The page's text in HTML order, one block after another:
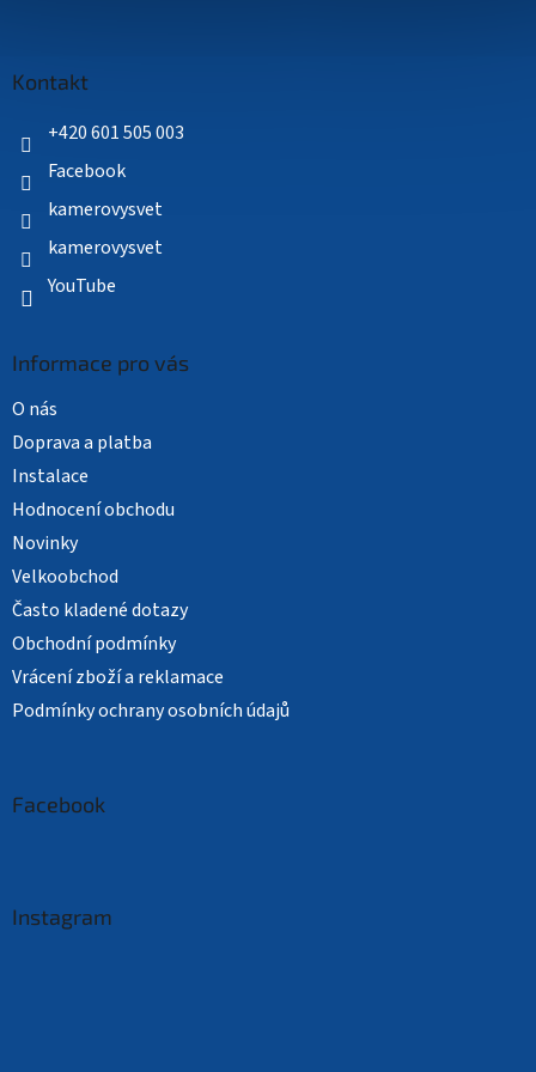
Kontakt
+420 601 505 003
Facebook
kamerovysvet
kamerovysvet
YouTube
Informace pro vás
O nás
Doprava a platba
Instalace
Hodnocení obchodu
Novinky
Velkoobchod
Často kladené dotazy
Obchodní podmínky
Vrácení zboží a reklamace
Podmínky ochrany osobních údajů
Facebook
Instagram